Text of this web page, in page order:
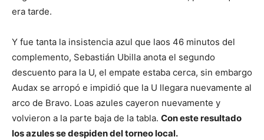
era tarde.
Y fue tanta la insistencia azul que laos 46 minutos del
complemento, Sebastián Ubilla anota el segundo
descuento para la U, el empate estaba cerca, sin embargo
Audax se arropó e impidió que la U llegara nuevamente al
arco de Bravo. Loas azules cayeron nuevamente y
volvieron a la parte baja de la tabla. Con este resultado
los azules se despiden del torneo local.